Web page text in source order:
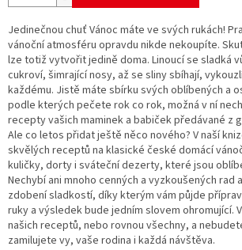
Jedinečnou chuť Vánoc máte ve svých rukách!
vánoční atmosféru opravdu nikde nekoupíte.
lze totiž vytvořit jedině doma. Linoucí se sladká
cukroví, šimrající nosy, až se sliny sbíhají,
každému. Jistě máte sbírku svých oblíbených a
podle kterých pečete rok co rok, možná v ní
recepty vašich maminek a babiček předávané z
Ale co letos přidat ještě něco nového? V naší
skvělých receptů na klasické české domácí
kuličky, dorty i sváteční dezerty, které jsou
Nechybí ani mnoho cenných a vyzkoušených rad
zdobení sladkostí, díky kterým vám půjde
ruky a výsledek bude jedním slovem ohromující.
našich receptů, nebo rovnou všechny, a
zamilujete vy, vaše rodina i každá návštěva.